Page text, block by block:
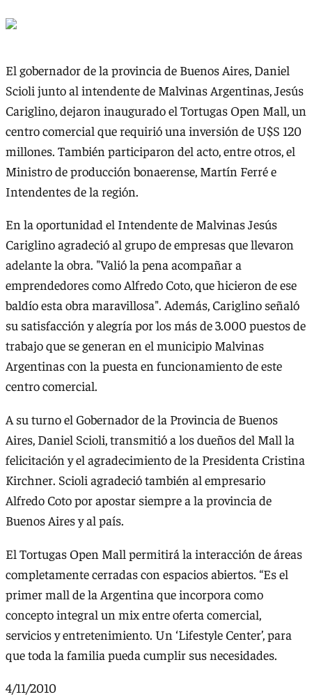
El gobernador de la provincia de Buenos Aires, Daniel
Scioli junto al intendente de Malvinas Argentinas, Jesús
Cariglino, dejaron inaugurado el Tortugas Open Mall, un
centro comercial que requirió una inversión de U$S 120
millones. También participaron del acto, entre otros, el
Ministro de producción bonaerense, Martín Ferré e
Intendentes de la región.
En la oportunidad el Intendente de Malvinas Jesús
Cariglino agradeció al grupo de empresas que llevaron
adelante la obra. "Valió la pena acompañar a
emprendedores como Alfredo Coto, que hicieron de ese
baldío esta obra maravillosa". Además, Cariglino señaló
su satisfacción y alegría por los más de 3.000 puestos de
trabajo que se generan en el municipio Malvinas
Argentinas con la puesta en funcionamiento de este
centro comercial.
A su turno el Gobernador de la Provincia de Buenos
Aires, Daniel Scioli, transmitió a los dueños del Mall la
felicitación y el agradecimiento de la Presidenta Cristina
Kirchner. Scioli agradeció también al empresario
Alfredo Coto por apostar siempre a la provincia de
Buenos Aires y al país.
El Tortugas Open Mall permitirá la interacción de áreas
completamente cerradas con espacios abiertos. “Es el
primer mall de la Argentina que incorpora como
concepto integral un mix entre oferta comercial,
servicios y entretenimiento. Un ‘Lifestyle Center’, para
que toda la familia pueda cumplir sus necesidades.
4/11/2010